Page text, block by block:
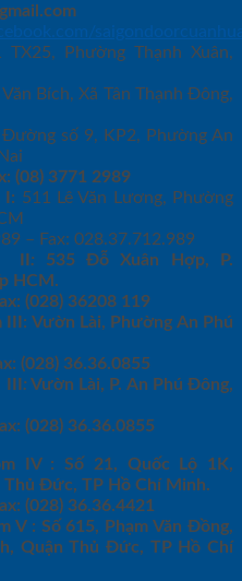
TX25, Phường Thạnh Xuân,
Văn Bích, Xã Tân Thạnh Đông,
số 9, KP2, Phường An
(08) 3771 2989
I: 511 Lê Văn Lương, Phường
– Fax: 028.37.712.989
II : 535 Đỗ Xuân Hợp, P.
HCM.
(028) 36208 119
Vườn Lài, Phường An Phú
(028) 36.36.0855
: Vườn Lài, P. An Phú Đông,
(028) 36.36.0855
IV : Số 21, Quốc Lộ 1K,
Thủ Đức, TP Hồ Chí Minh.
(028) 36.36.4421
V : Số 615, Phạm Văn Đồng,
Quận Thủ Đức, TP Hồ Chí